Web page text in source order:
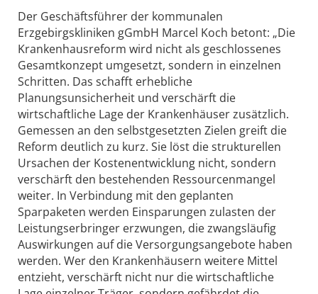
Der Geschäftsführer der kommunalen
Erzgebirgskliniken gGmbH Marcel Koch betont: „Die
Krankenhausreform wird nicht als geschlossenes
Gesamtkonzept umgesetzt, sondern in einzelnen
Schritten. Das schafft erhebliche
Planungsunsicherheit und verschärft die
wirtschaftliche Lage der Krankenhäuser zusätzlich.
Gemessen an den selbstgesetzten Zielen greift die
Reform deutlich zu kurz. Sie löst die strukturellen
Ursachen der Kostenentwicklung nicht, sondern
verschärft den bestehenden Ressourcenmangel
weiter. In Verbindung mit den geplanten
Sparpaketen werden Einsparungen zulasten der
Leistungserbringer erzwungen, die zwangsläufig
Auswirkungen auf die Versorgungsangebote haben
werden. Wer den Krankenhäusern weitere Mittel
entzieht, verschärft nicht nur die wirtschaftliche